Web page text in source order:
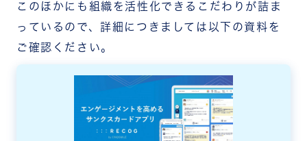
このほかにも組織を活性化できるこだわりが詰ま
っているので、詳細につきましては以下の資料を
ご確認ください。